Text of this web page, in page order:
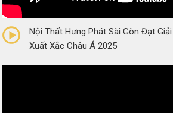
(0 Reviews)
Nội Thất Hưng Phát Sài Gòn Đạt
Xuất Xắc Châu Á 2025